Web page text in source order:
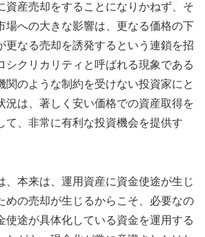
資産売却をすることになりかねず、そ
場への大きな影響は、更なる価格の下
更なる売却を誘発するという連鎖を招
シクリカリティと呼ばれる現象である
関のような制約を受けない投資家にと
況は、著しく安い価格での資産取得を
て、非常に有利な投資機会を提供す
、本来は、運用資産に資金使途が生じ
めの売却が生じるからこそ、必要なの
使途が具体化している資金を運用する